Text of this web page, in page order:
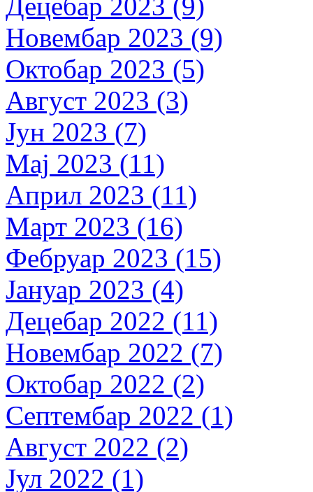
Новембар 2023 (9)
Октобар 2023 (5)
Август 2023 (3)
Јун 2023 (7)
Мај 2023 (11)
Април 2023 (11)
Март 2023 (16)
Фебруар 2023 (15)
Јануар 2023 (4)
Децебар 2022 (11)
Новембар 2022 (7)
Октобар 2022 (2)
Септембар 2022 (1)
Август 2022 (2)
Јул 2022 (1)